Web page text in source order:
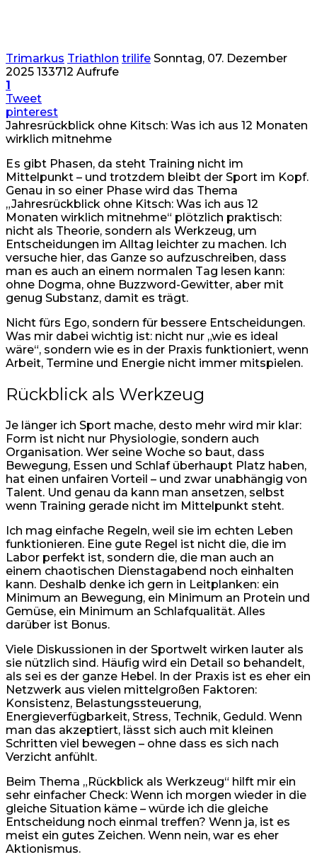
Trimarkus Triathlon trilife Sonntag, 07. Dezember
2025 133712 Aufrufe
1
Tweet
pinterest
Jahresrückblick ohne Kitsch: Was ich aus 12 Monaten
wirklich mitnehme
Es gibt Phasen, da steht Training nicht im
Mittelpunkt – und trotzdem bleibt der Sport im Kopf.
Genau in so einer Phase wird das Thema
„Jahresrückblick ohne Kitsch: Was ich aus 12
Monaten wirklich mitnehme“ plötzlich praktisch:
nicht als Theorie, sondern als Werkzeug, um
Entscheidungen im Alltag leichter zu machen. Ich
versuche hier, das Ganze so aufzuschreiben, dass
man es auch an einem normalen Tag lesen kann:
ohne Dogma, ohne Buzzword-Gewitter, aber mit
genug Substanz, damit es trägt.
Nicht fürs Ego, sondern für bessere Entscheidungen.
Was mir dabei wichtig ist: nicht nur „wie es ideal
wäre“, sondern wie es in der Praxis funktioniert, wenn
Arbeit, Termine und Energie nicht immer mitspielen.
Rückblick als Werkzeug
Je länger ich Sport mache, desto mehr wird mir klar:
Form ist nicht nur Physiologie, sondern auch
Organisation. Wer seine Woche so baut, dass
Bewegung, Essen und Schlaf überhaupt Platz haben,
hat einen unfairen Vorteil – und zwar unabhängig von
Talent. Und genau da kann man ansetzen, selbst
wenn Training gerade nicht im Mittelpunkt steht.
Ich mag einfache Regeln, weil sie im echten Leben
funktionieren. Eine gute Regel ist nicht die, die im
Labor perfekt ist, sondern die, die man auch an
einem chaotischen Dienstagabend noch einhalten
kann. Deshalb denke ich gern in Leitplanken: ein
Minimum an Bewegung, ein Minimum an Protein und
Gemüse, ein Minimum an Schlafqualität. Alles
darüber ist Bonus.
Viele Diskussionen in der Sportwelt wirken lauter als
sie nützlich sind. Häufig wird ein Detail so behandelt,
als sei es der ganze Hebel. In der Praxis ist es eher ein
Netzwerk aus vielen mittelgroßen Faktoren:
Konsistenz, Belastungssteuerung,
Energieverfügbarkeit, Stress, Technik, Geduld. Wenn
man das akzeptiert, lässt sich auch mit kleinen
Schritten viel bewegen – ohne dass es sich nach
Verzicht anfühlt.
Beim Thema „Rückblick als Werkzeug“ hilft mir ein
sehr einfacher Check: Wenn ich morgen wieder in die
gleiche Situation käme – würde ich die gleiche
Entscheidung noch einmal treffen? Wenn ja, ist es
meist ein gutes Zeichen. Wenn nein, war es eher
Aktionismus.